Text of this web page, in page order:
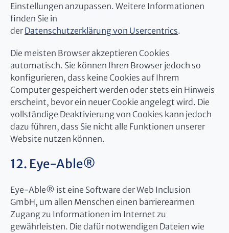
Einstellungen anzupassen. Weitere Informationen
finden Sie in
der Datenschutzerklärung von Usercentrics.
Die meisten Browser akzeptieren Cookies
automatisch. Sie können Ihren Browser jedoch so
konfigurieren, dass keine Cookies auf Ihrem
Computer gespeichert werden oder stets ein Hinweis
erscheint, bevor ein neuer Cookie angelegt wird. Die
vollständige Deaktivierung von Cookies kann jedoch
dazu führen, dass Sie nicht alle Funktionen unserer
Website nutzen können.
12. Eye-Able®
Eye-Able® ist eine Software der Web Inclusion
GmbH, um allen Menschen einen barrierearmen
Zugang zu Informationen im Internet zu
gewährleisten. Die dafür notwendigen Dateien wie